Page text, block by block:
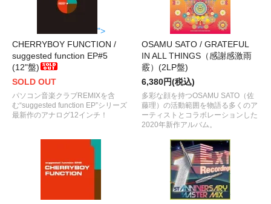
">
CHERRYBOY FUNCTION /
suggested function EP#5
(12"盤)
SOLD OUT
パソコン音楽クラブREMIXを含
む“suggested function EP”シリーズ
最新作のアナログ12インチ！
OSAMU SATO / GRATEFUL
IN ALL THINGS（感謝感激雨
霰）(2LP盤)
6,380円(税込)
多彩な顔を持つOSAMU SATO（佐
藤理）の活動範囲を物語る多くのア
ーティストとコラボレーションした
2020年新作アルバム。